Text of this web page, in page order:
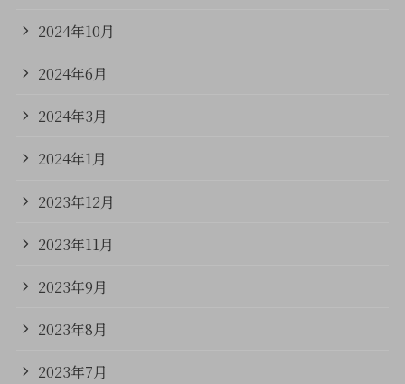
2024年10月
2024年6月
2024年3月
2024年1月
2023年12月
2023年11月
2023年9月
2023年8月
2023年7月